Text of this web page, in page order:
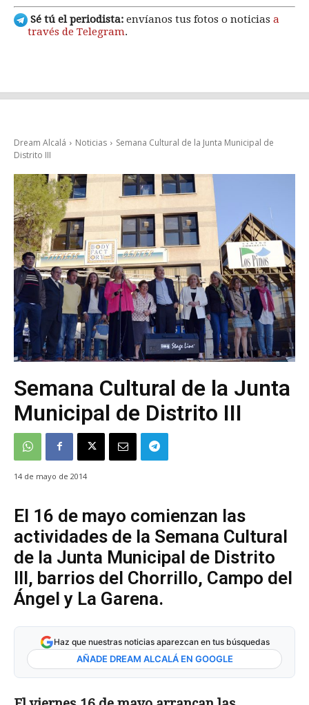
Sé tú el periodista: envíanos tus fotos o noticias a
través de Telegram.